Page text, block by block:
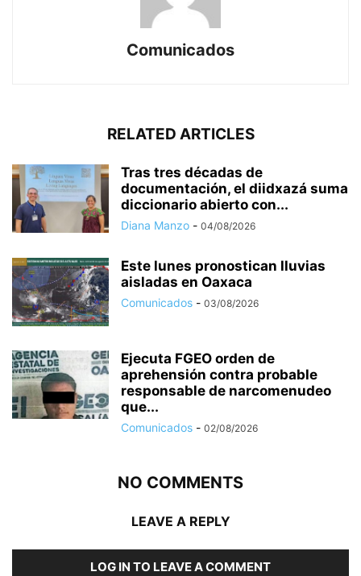
Comunicados
RELATED ARTICLES
Tras tres décadas de
documentación, el diidxazá suma
diccionario abierto con...
Diana Manzo - 04/08/2026
Este lunes pronostican lluvias
aisladas en Oaxaca
Comunicados - 03/08/2026
Ejecuta FGEO orden de
aprehensión contra probable
responsable de narcomenudeo
que...
Comunicados - 02/08/2026
NO COMMENTS
LEAVE A REPLY
LOG IN TO LEAVE A COMMENT